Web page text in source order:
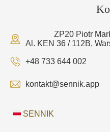
ZP20 Piotr
Al. KEN 36 / 112B,
+48 733 644 002
kontakt@sennik.app
SENNIK